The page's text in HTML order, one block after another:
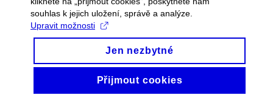
souhlas k jejich uložení, správě a analýze.
Upravit možnosti
Jen nezbytné
Přijmout cookies